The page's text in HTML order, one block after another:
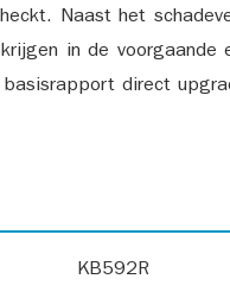
Naast het
in de voorgaande
direct
KB592R